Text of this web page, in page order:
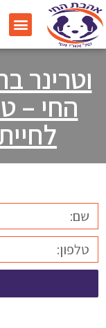
וטרינר
החי –